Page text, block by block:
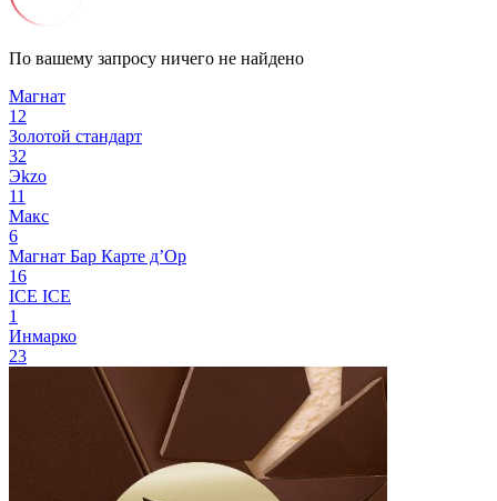
По вашему запросу ничего не найдено
Магнат
12
Золотой стандарт
32
Эkzо
11
Макс
6
Магнат Бар Карте д’Ор
16
ICE ICE
1
Инмарко
23